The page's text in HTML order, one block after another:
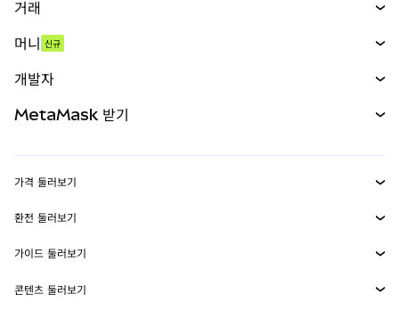
거래
무기한 선물
실물자산
머니 신규
개발자
MetaMask Connect
Snaps
웹3 서비스
MetaMask 받기
보안
고객 지원
가격 둘러보기
이더리움 가격
솔라나 가격
환전 둘러보기
ETH를 USD로 환전
USDT를 INR로 환전
가이드 둘러보기
ETH 매수
콘텐츠 둘러보기